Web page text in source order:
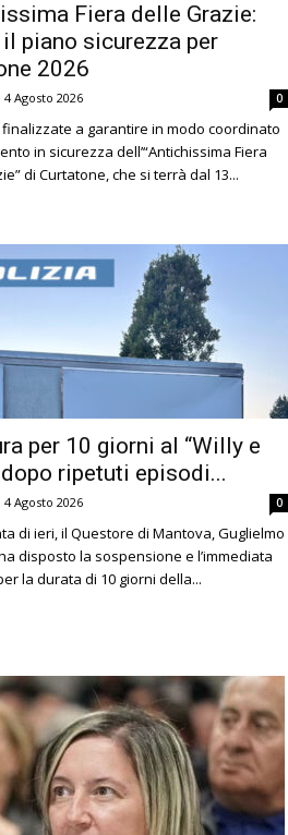
Fiera delle Grazie:
piano sicurezza per
2026
4 Agosto 2026 0
finalizzate a garantire in modo coordinato
in sicurezza dell’“Antichissima Fiera
di Curtatone, che si terrà dal 13...
per 10 giorni al “Willy e
dopo ripetuti episodi...
4 Agosto 2026 0
di ieri, il Questore di Mantova, Guglielmo
disposto la sospensione e l’immediata
la durata di 10 giorni della...